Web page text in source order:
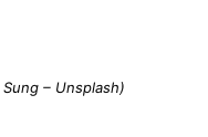
– Unsplash)